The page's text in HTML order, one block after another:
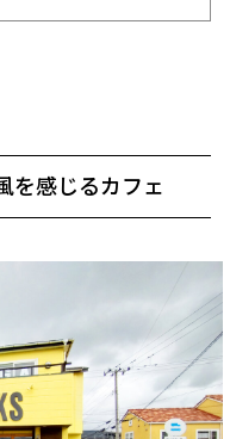
を感じるカフェ